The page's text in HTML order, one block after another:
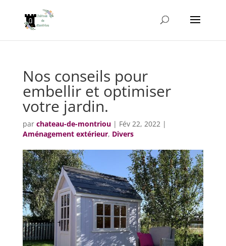
Nos conseils pour
embellir et optimiser
votre jardin.
par chateau-de-montriou| Fév 22, 2022|
Aménagement extérieur, Divers